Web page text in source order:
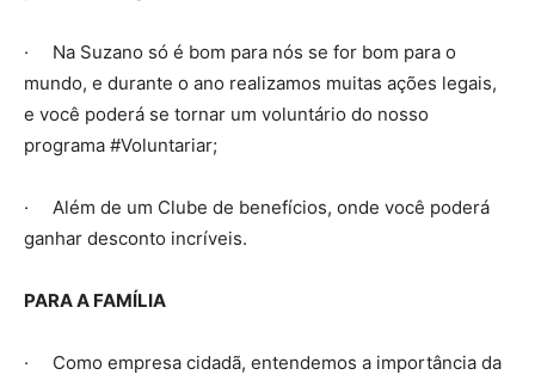
· Na Suzano só é bom para nós se for bom para o
mundo, e durante o ano realizamos muitas ações legais,
e você poderá se tornar um voluntário do nosso
programa #Voluntariar;
· Além de um Clube de benefícios, onde você poderá
ganhar desconto incríveis.
PARA A FAMÍLIA
· Como empresa cidadã, entendemos a importância da